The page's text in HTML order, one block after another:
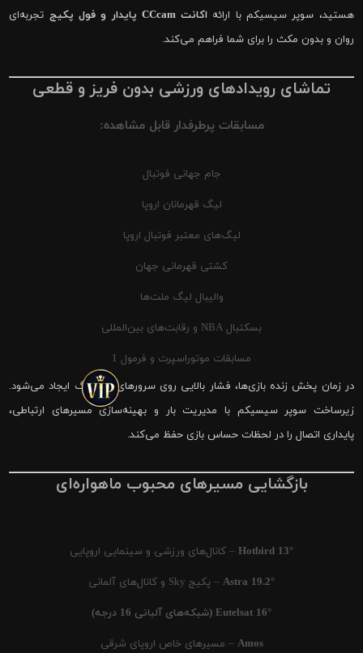
هستید، سوپر سیسیکم با ارائه اکانت CCcam پایدار و فول پکیج
تجربه‌ای
روان و بدون مکث را برای شما فراهم می‌کند.
تماشای رویدادهای ورزشی بدون فریز و قطعی
مسابقات پرطرفدار قابل مشاهده:
جام جهانی فوتبال
لیگ قهرمانان اروپا
لیگ‌های معتبر فوتبال اروپا
کشتی قهرمانی جهان
والیبال لیگ ملت‌ها
بسکتبال NBA و رقابت‌های بین‌المللی
مسابقات موتوراسپرت و فرمول 1
در زمان پخش زنده بازی‌ها، فشار بالایی روی سرورهای شیرینگ ایجاد می‌شود.
زیرساخت سوپر سیسیکم با مدیریت بار و بهینه‌سازی مسیرهای ارتباطی،
پایداری اتصال را در لحظات حساس بازی حفظ می‌کند.
بازگشایی مسیرهای محبوب ماهواره‌ای
Hotbird 13° – کانال‌های ورزشی و سینمایی اروپایی
Astra 19.2° – پکیج Sky و کانال‌های آلمانی
Eutelsat 16° (شبکه‌های آلبانی 16 درجه)
Amos – مسیرهای خاص اروپای شرقی